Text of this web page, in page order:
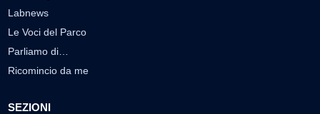
Labnews
Le Voci del Parco
Parliamo di…
Ricomincio da me
SEZIONI